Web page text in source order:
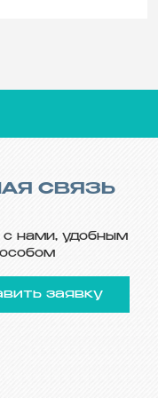
СВЯЗЬ
нами, удобным
заявку